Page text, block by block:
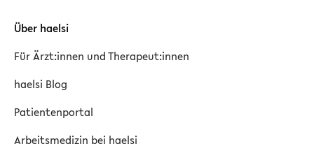
Über haelsi
Für Ärzt:innen und Therapeut:innen
haelsi Blog
Patientenportal
Arbeitsmedizin bei haelsi